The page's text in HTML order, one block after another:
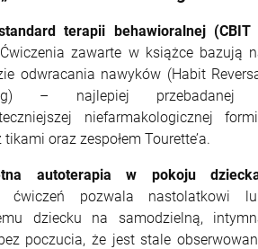
terapii behawioralnej
Ćwiczenia zawarte w książce bazują
odwracania nawyków (Habit
– najlepiej przebadanej
niefarmakologicznej
tikami oraz zespołem Tourette’a.
autoterapia w pokoju
ćwiczeń pozwala nastolatkowi
dziecku na samodzielną,
poczucia, że jest stale